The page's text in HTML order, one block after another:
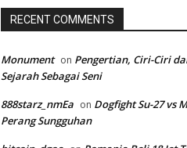
RECENT COMMENTS
Monument on Pengertian, Ciri-Ciri
Sejarah Sebagai Seni
888starz_nmEa on Dogfight Su-27 vs
Perang Sungguhan